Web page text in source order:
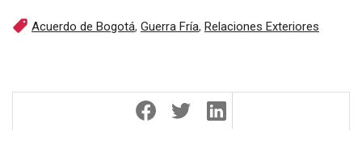
Acuerdo de Bogotá, Guerra Fría, Relaciones Exteriores